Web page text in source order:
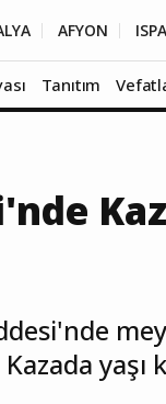
AFYON
Tanıtım